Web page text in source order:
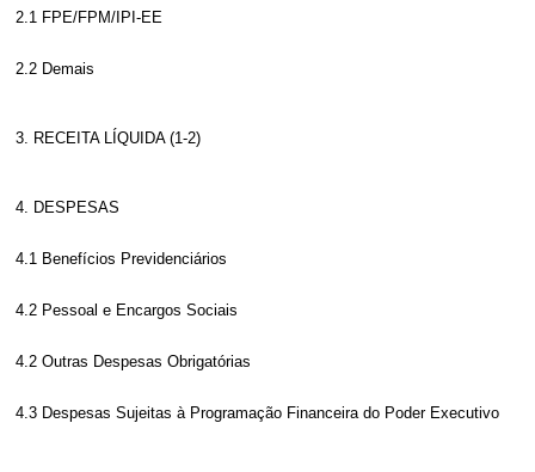
2.1 FPE/FPM/IPI-EE
2.2 Demais
3. RECEITA LÍQUIDA (1-2)
4. DESPESAS
4.1 Benefícios Previdenciários
4.2 Pessoal e Encargos Sociais
4.2 Outras Despesas Obrigatórias
4.3 Despesas Sujeitas à Programação Financeira do Poder Executivo